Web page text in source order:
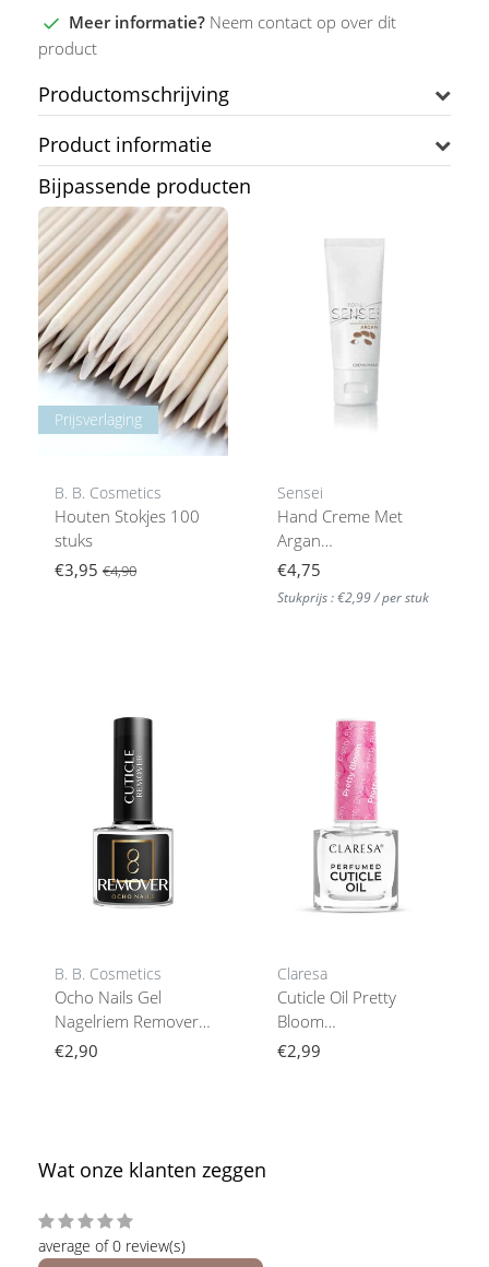
Meer informatie? Neem contact op over dit
product
Productomschrijving
Product informatie
Bijpassende producten
Prijsverlaging
B. B. Cosmetics
Houten Stokjes 100
stuks
€3,95 €4,90
Sensei
Hand Creme Met
Argan
Oilhandverzorging ,
Bio100 Ml
€4,75
Stukprijs : €2,99 / per stuk
B. B. Cosmetics
Ocho Nails Gel
Nagelriem Remover
5G
€2,90
Claresa
Cuticle Oil Pretty
Bloom
Geparfumeerde Olie
€2,99
Wat onze klanten zeggen
average of 0 review(s)